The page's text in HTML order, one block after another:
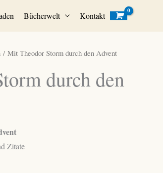
Bücherwelt Kontakt
/ Mit Theodor Storm durch den Advent
durch den
Zitate